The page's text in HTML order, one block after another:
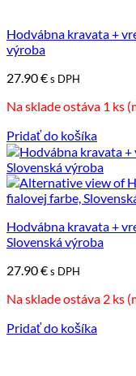
Hodvábna kravata +
výroba
27.90€s DPH
Na sklade ostáva 1 ks
Pridať do košíka
Hodvábna kravata +
Slovenská výroba
27.90€s DPH
Na sklade ostáva 2 ks
Pridať do košíka